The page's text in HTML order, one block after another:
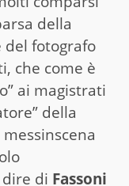
della
del fotografo
che come è
ai magistrati
della
di Fassoni